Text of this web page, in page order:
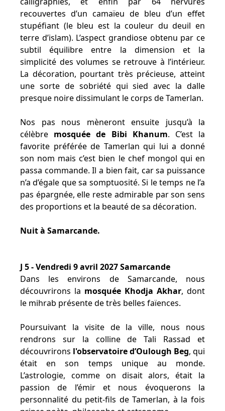
recouvertes d’un camaïeu de bleu d’un effet
stupéfiant (le bleu est la couleur du deuil en
terre d’islam). L’aspect grandiose obtenu par ce
subtil équilibre entre la dimension et la
simplicité des volumes se retrouve à l’intérieur.
La décoration, pourtant très précieuse, atteint
une sorte de sobriété qui sied avec la dalle
presque noire dissimulant le corps de Tamerlan.
Nos pas nous mèneront ensuite jusqu’à la
célèbre mosquée de Bibi Khanum. C’est la
favorite préférée de Tamerlan qui lui a donné
son nom mais c’est bien le chef mongol qui en
passa commande. Il a bien fait, car sa puissance
n’a d’égale que sa somptuosité. Si le temps ne l’a
pas épargnée, elle reste admirable par son sens
des proportions et la beauté de sa décoration.
Nuit à Samarcande.
J 5 - Vendredi 9 avril 2027 Samarcande
Dans les environs de Samarcande, nous
découvrirons la mosquée Khodja Akhar, dont
le mihrab présente de très belles faïences.
Poursuivant la visite de la ville, nous nous
rendrons sur la colline de Tali Rassad et
découvrirons l'observatoire d’Oulough Beg, qui
était en son temps unique au monde.
L’astrologie, comme on disait alors, était la
passion de l’émir et nous évoquerons la
personnalité du petit-fils de Tamerlan, à la fois